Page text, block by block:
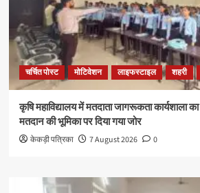
चर्चित पोस्ट मोटिवेशन लाइफस्टाइल शहरी
कृषि महाविद्यालय में मतदाता जागरूकता
मतदान की भूमिका पर दिया गया जोर
केकड़ी पत्रिका 7 August 2026 0